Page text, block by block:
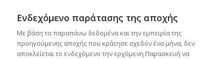
Ενδεχόμενο παράτασης της αποχής
Με βάση τα παραπάνω δεδομένα και την εμπειρία της
προηγούμενης αποχής που κράτησε σχεδόν ένα μήνα, δεν
αποκλείεται το ενδεχόμενο την ερχόμενη Παρασκευή να